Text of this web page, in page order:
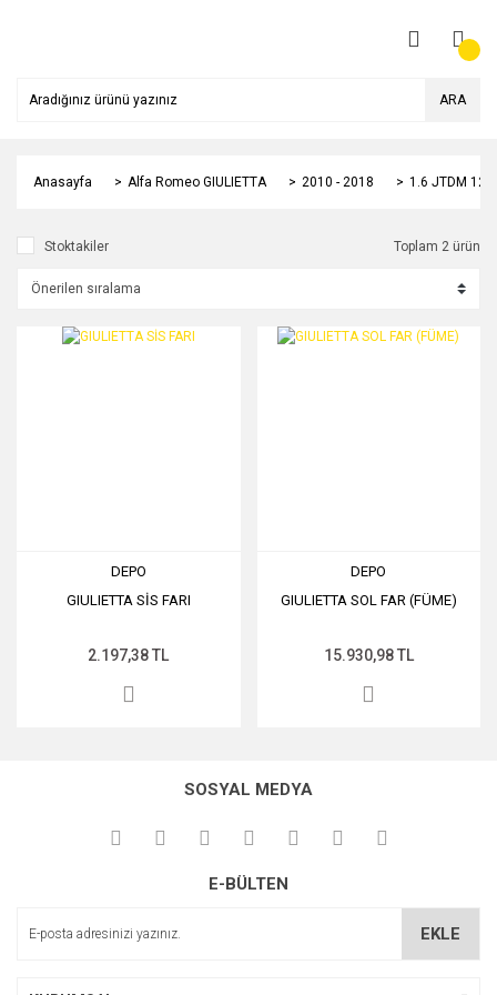
ARA
Anasayfa Alfa Romeo GIULIETTA 2010 - 2018 1.6 JTDM 120
Stoktakiler Toplam 2 ürün
DEPO
GIULIETTA SİS FARI
2.197,38 TL
DEPO
GIULIETTA SOL FAR (FÜME)
15.930,98 TL
SOSYAL MEDYA
E-BÜLTEN
EKLE